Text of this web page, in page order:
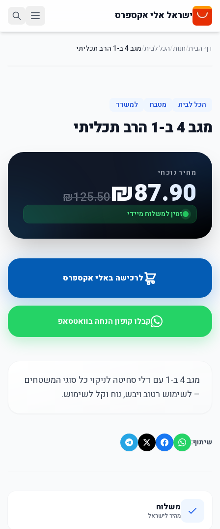
ישראל אלי אקספרס
דף הבית/חנות/הכל לבית/מגב 4 ב-1 הרב תכליתי
הכל לבית
מטבח למשרד
מגב 4 ב-1 הרב תכליתי
מחיר נוכחי
₪87.90
₪125.50
זמין למשלוח מיידי
לרכישה באלי אקספרס
קבלו קופון הנחה בוואטסאפ
מגב 4 ב-1 עם דלי סחיטה לניקוי כל סוגי המשטחים
– לשימוש רטוב ויבש, נוח וקל לשימוש.
שיתוף:
משלוח
מהיר לישראל